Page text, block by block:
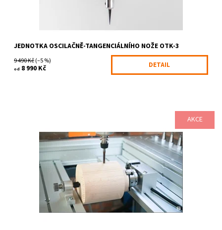
JEDNOTKA OSCILAČNĚ-TANGENCIÁLNÍHO NOŽE OTK-3
9 490 Kč(–5 %)
od 8 990 Kč DETAIL
AKCE
Jednotka řízení čtvrté rotační osy podstatně rozšiřuje možnosti
Vašeho Stepcrat CNC systému. Umožní Vám jednoduše obrábět
komplikované rotační...
Dostupnost:
6-10 pracovních dnů
145/D-S
STEPCRAFT